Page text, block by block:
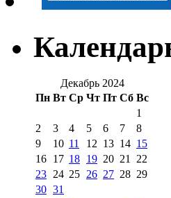
Декабрь 2024
Пн Вт Ср Чт Пт Сб Вс
1
2
3 4 5 6 7
8
9
10 11 12 13 14 15
16 17 18 19 20 21 22
23 24 25 26 27 28 29
30 31